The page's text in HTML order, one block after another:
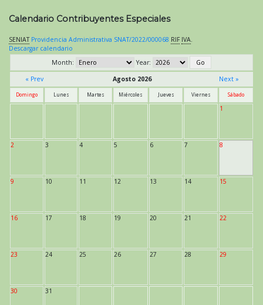
Calendario Contribuyentes Especiales
SENIAT Providencia Administrativa SNAT/2022/000068 RIF IVA.
Descargar calendario
Month:
Year:
« Prev
Agosto 2026 Next »
Domingo Lunes Martes Miércoles Jueves Viernes Sábado
1
2 3 4 5 6 7 8
9 10 11 12 13 14 15
16 17 18 19 20 21 22
23 24 25 26 27 28 29
30 31